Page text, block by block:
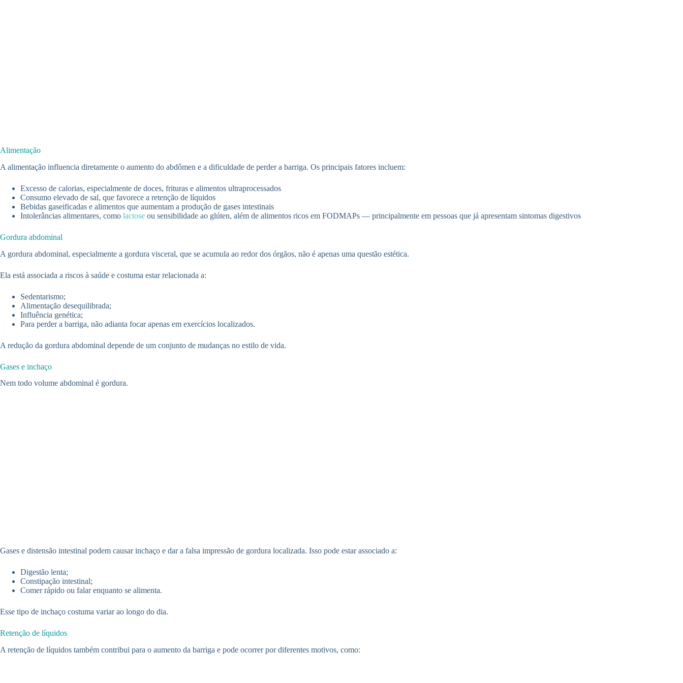
Alimentação
A alimentação influencia diretamente o aumento do abdômen e a dificuldade de perder a barriga. Os principais fatores incluem:
Excesso de calorias, especialmente de doces, frituras e alimentos ultraprocessados
Consumo elevado de sal, que favorece a retenção de líquidos
Bebidas gaseificadas e alimentos que aumentam a produção de gases intestinais
Intolerâncias alimentares, como lactose ou sensibilidade ao glúten, além de alimentos ricos em FODMAPs — principalmente em pessoas que já apresentam sintomas digestivos
Gordura abdominal
A gordura abdominal, especialmente a gordura visceral, que se acumula ao redor dos órgãos, não é apenas uma questão estética.
Ela está associada a riscos à saúde e costuma estar relacionada a:
Sedentarismo;
Alimentação desequilibrada;
Influência genética;
Para perder a barriga, não adianta focar apenas em exercícios localizados.
A redução da gordura abdominal depende de um conjunto de mudanças no estilo de vida.
Gases e inchaço
Nem todo volume abdominal é gordura.
Gases e distensão intestinal podem causar inchaço e dar a falsa impressão de gordura localizada. Isso pode estar associado a:
Digestão lenta;
Constipação intestinal;
Comer rápido ou falar enquanto se alimenta.
Esse tipo de inchaço costuma variar ao longo do dia.
Retenção de líquidos
A retenção de líquidos também contribui para o aumento da barriga e pode ocorrer por diferentes motivos, como: